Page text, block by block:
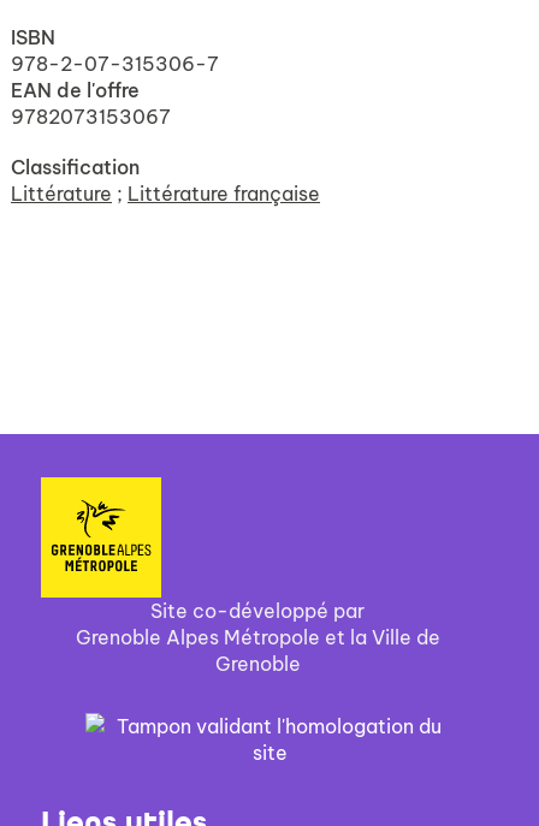
ISBN
978-2-07-315306-7
EAN de l'offre
9782073153067
Classification
Littérature ; Littérature française
Site co-développé par
Grenoble Alpes Métropole et la Ville de
Grenoble